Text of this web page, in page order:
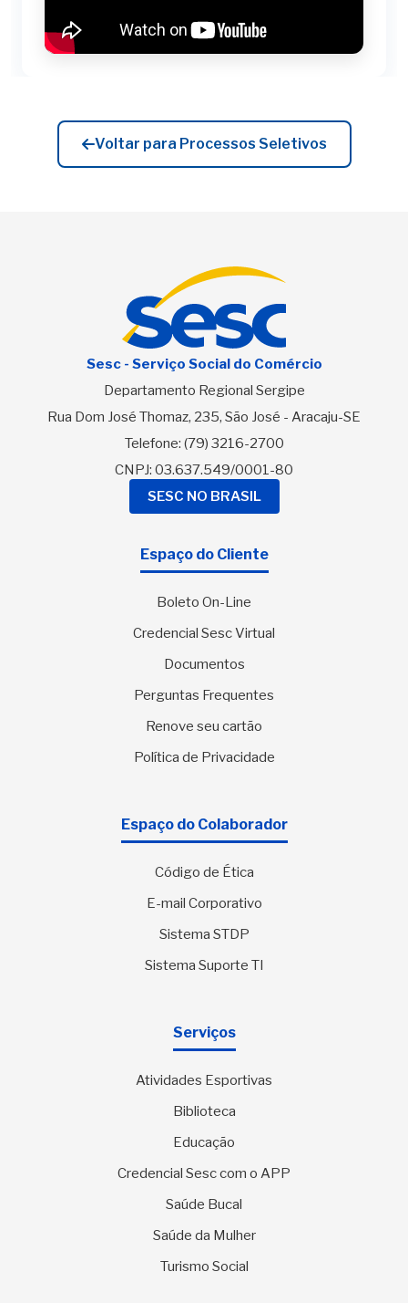
Voltar para Processos Seletivos
Sesc - Serviço Social do Comércio
Departamento Regional Sergipe
Rua Dom José Thomaz, 235, São José - Aracaju-SE
Telefone: (79) 3216-2700
CNPJ: 03.637.549/0001-80
SESC NO BRASIL
Espaço do Cliente
Boleto On-Line
Credencial Sesc Virtual
Documentos
Perguntas Frequentes
Renove seu cartão
Política de Privacidade
Espaço do Colaborador
Código de Ética
E-mail Corporativo
Sistema STDP
Sistema Suporte TI
Serviços
Atividades Esportivas
Biblioteca
Educação
Credencial Sesc com o APP
Saúde Bucal
Saúde da Mulher
Turismo Social